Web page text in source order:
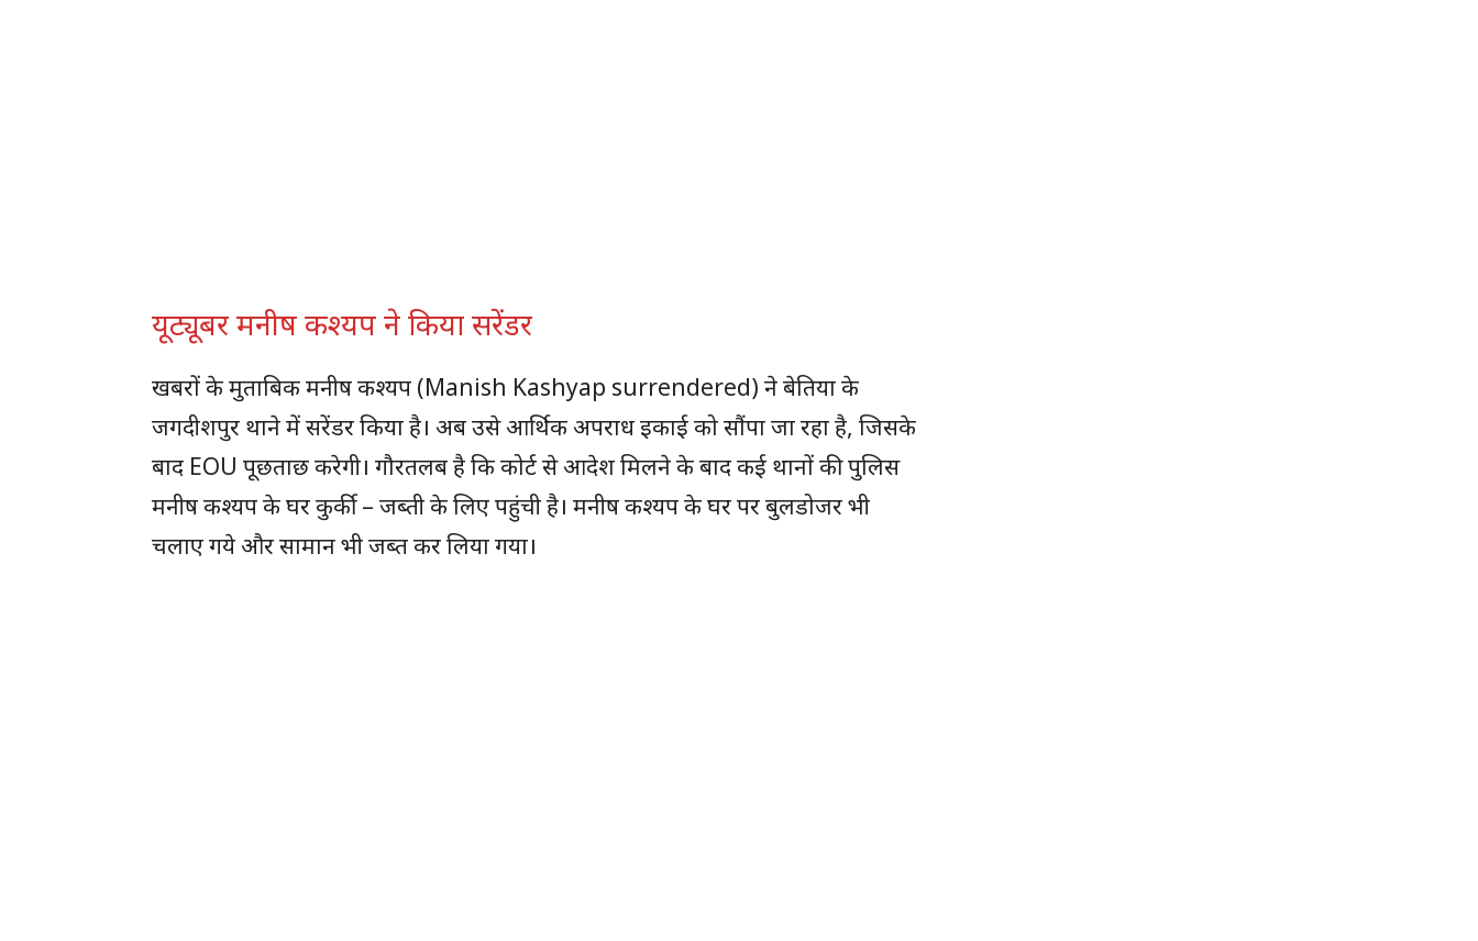
यूट्यूबर मनीष कश्यप ने किया सरेंडर
खबरों के मुताबिक मनीष कश्यप (Manish Kashyap surrendered) ने बेतिया के
जगदीशपुर थाने में सरेंडर किया है। अब उसे आर्थिक अपराध इकाई को सौंपा जा रहा है, जिसके
बाद EOU पूछताछ करेगी। गौरतलब है कि कोर्ट से आदेश मिलने के बाद कई थानों की पुलिस
मनीष कश्यप के घर कुर्की – जब्ती के लिए पहुंची है। मनीष कश्यप के घर पर बुलडोजर भी
चलाए गये और सामान भी जब्त कर लिया गया।